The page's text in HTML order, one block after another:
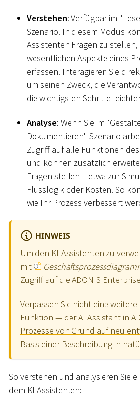
Verstehen: Verfügbar im
Szenario. In diesem Modus
Assistenten Fragen zu stellen,
wesentlichen Aspekte eines
erfassen. Interagieren Sie
um seinen Zweck, die
die wichtigsten Schritte
Analyse: Wenn Sie im
Dokumentieren" Szenario
Zugriff auf alle Funktionen
und können zusätzlich
Fragen stellen – etwa zur
Flusslogik oder Kosten. So
wie Ihr Prozess verbessert
HINWEIS
Um den KI-Assistenten zu
mit
Zugriff auf die ADONIS
Verpassen Sie nicht eine
Funktion — der AI Assistant in
Prozesse von Grund auf neu
Basis einer Beschreibung in
So verstehen und analysieren Sie
dem KI-Assistenten: